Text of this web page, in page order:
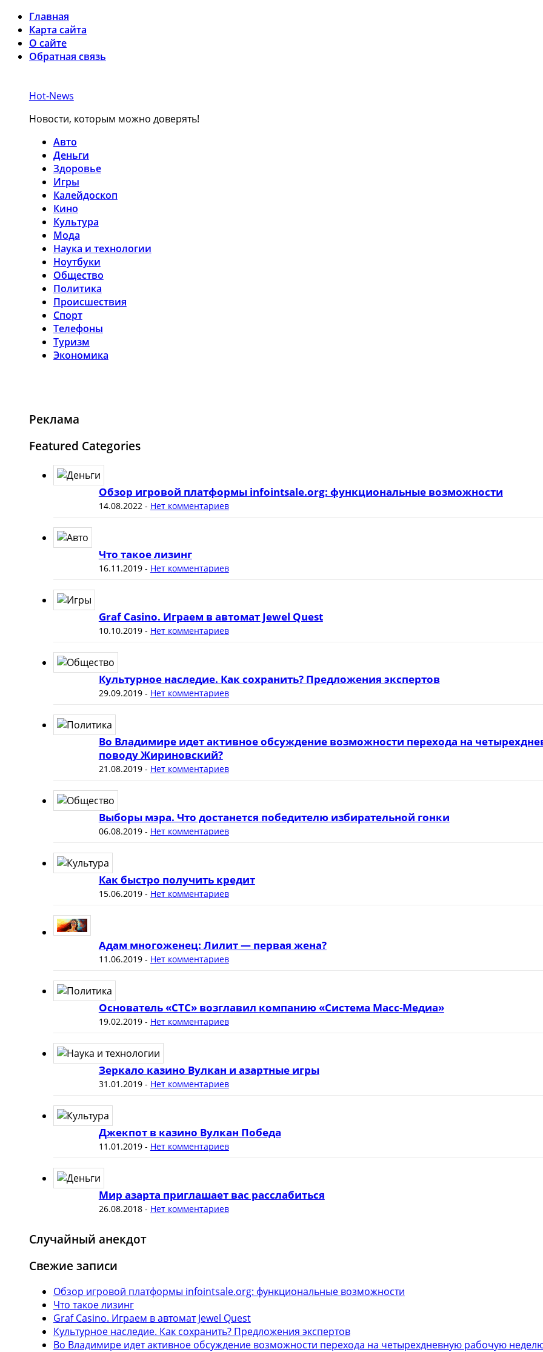
Главная
Карта сайта
О сайте
Обратная связь
Hot-News
Новости, которым можно доверять!
Авто
Деньги
Здоровье
Игры
Калейдоскоп
Кино
Культура
Мода
Наука и технологии
Ноутбуки
Общество
Политика
Происшествия
Спорт
Телефоны
Туризм
Экономика
Реклама
Featured Categories
Обзор игровой платформы infointsale.org: функциональные возможности
14.08.2022 - Нет комментариев
Что такое лизинг
16.11.2019- Нет комментариев
Graf Casino. Играем в автомат Jewel Quest
10.10.2019- Нет комментариев
Культурное наследие. Как сохранить? Предложения экспертов
29.09.2019- Нет комментариев
Во Владимире идет активное обсуждение возможности перехода на
поводу Жириновский?
21.08.2019- Нет комментариев
Выборы мэра. Что достанется победителю избирательной гонки
06.08.2019- Нет комментариев
Как быстро получить кредит
15.06.2019- Нет комментариев
Адам многоженец: Лилит — первая жена?
11.06.2019- Нет комментариев
Основатель «СТС» возглавил компанию «Система Масс-Медиа»
19.02.2019- Нет комментариев
Зеркало казино Вулкан и азартные игры
31.01.2019- Нет комментариев
Джекпот в казино Вулкан Победа
11.01.2019- Нет комментариев
Мир азарта приглашает вас расслабиться
26.08.2018- Нет комментариев
Случайный анекдот
Свежие записи
Обзор игровой платформы infointsale.org: функциональные возможности
Что такое лизинг
Graf Casino. Играем в автомат Jewel Quest
Культурное наследие. Как сохранить? Предложения экспертов
Во Владимире идет активное обсуждение возможности перехода на четырехдневную рабочую